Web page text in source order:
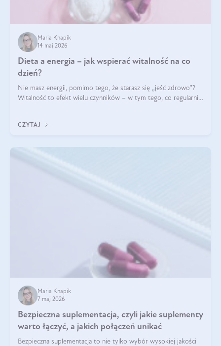
Maria Knapik
14 maj 2026
Dieta a energia – jak wspierać witalność na co
dzień?
Nie masz energii, pomimo tego, że starasz się „jeść zdrowo”?
Witalność to efekt wielu czynników – w tym tego, co regularnie
CZYTAJ
Maria Knapik
7 maj 2026
Bezpieczna suplementacja, czyli jakie suplementy
warto łączyć, a jakich połączeń unikać
Bezpieczna suplementacja to nie tylko wybór wysokiej jakości